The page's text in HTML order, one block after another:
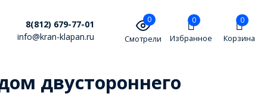
8(812) 679-77-01
info@kran-klapan.ru
0
Смотрели
0
Избранное
0
Корзина
двустороннего